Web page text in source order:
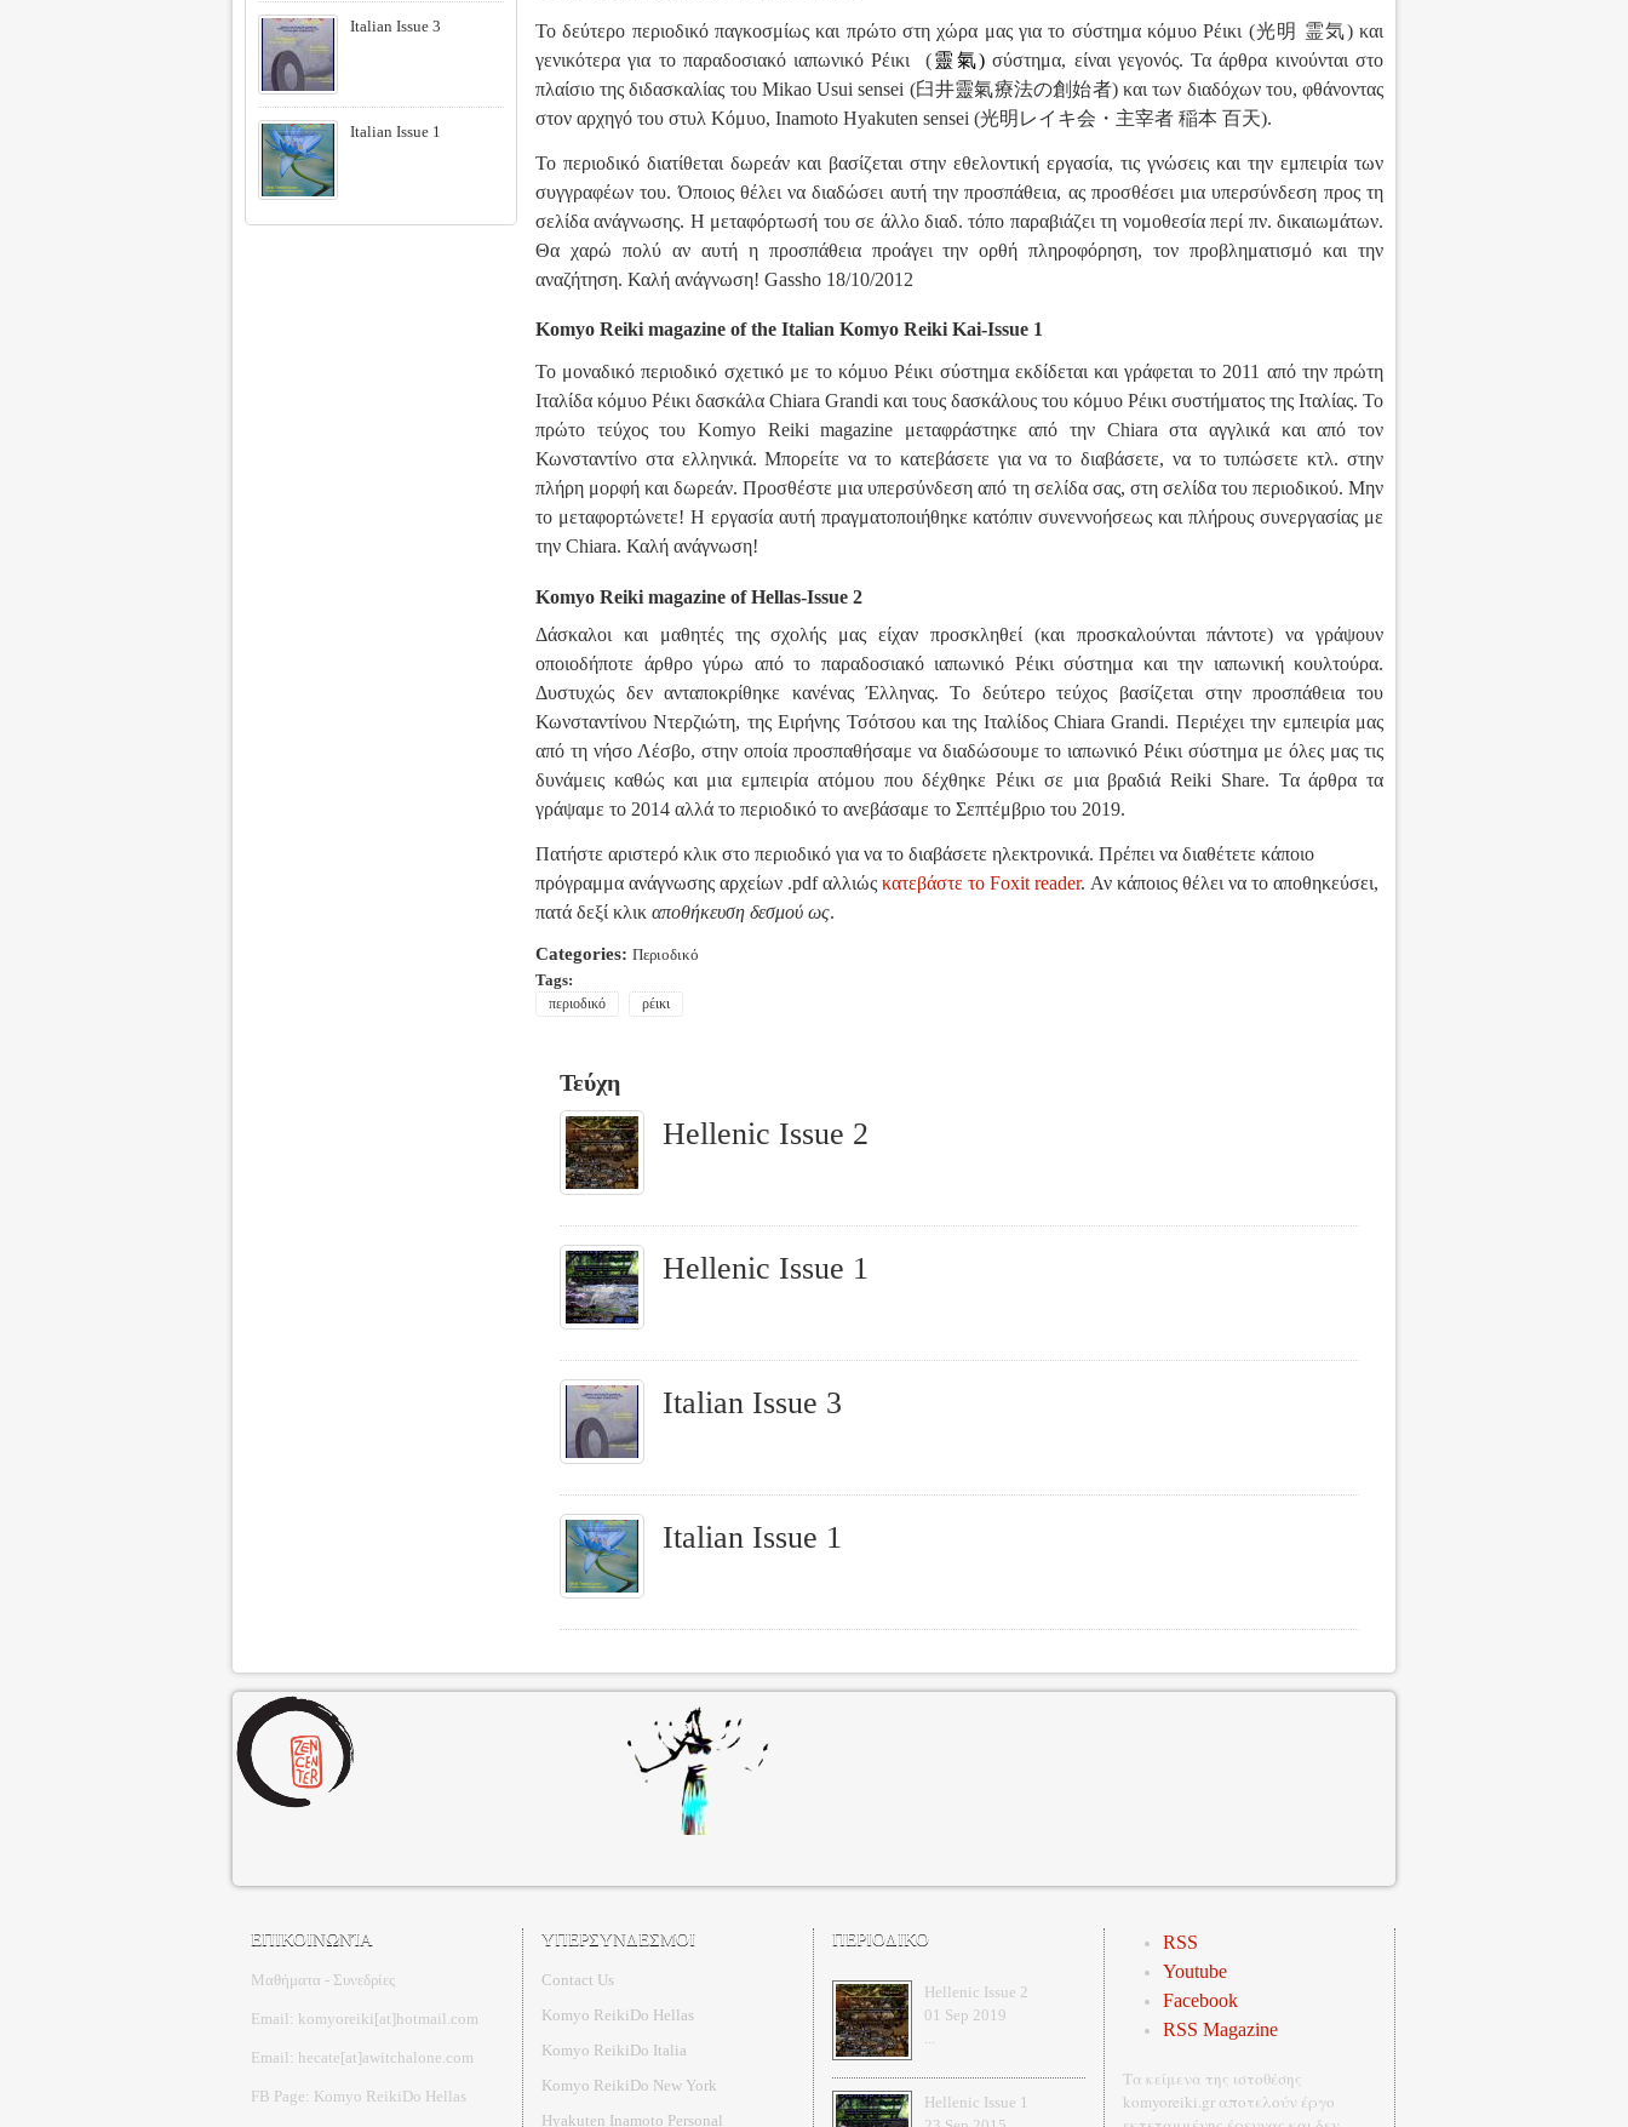
Το δεύτερο περιοδικό παγκοσμίως και πρώτο στη χώρα μας για το σύστημακόμυοΡέικι (光明 霊気)και
γενικότερα για το παραδοσιακό ιαπωνικό Ρέικι (靈氣)σύστημα, είναι γεγονός. Ταάρθρα κινούνται στο
πλαίσιο της διδασκαλίας του Mikao Usui sensei (臼井靈氣療法の創始者)και των διαδόχων του, φθάνοντας
στον αρχηγό του στυλ Κόμυο, Inamoto Hyakuten sensei (光明レイキ会・主宰者 稲本 百天).
Το περιοδικό διατίθεται δωρεάν και βασίζεται στην εθελοντική εργασία, τις γνώσεις και την εμπειρία των
συγγραφέων του. Όποιος θέλει να διαδώσει αυτή την προσπάθεια, ας προσθέσει μια υπερσύνδεση προς τη
σελίδα ανάγνωσης. Η μεταφόρτωσή του σε άλλο διαδ. τόπο παραβιάζει τη νομοθεσία περί πν. δικαιωμάτων.
Θα χαρώ πολύ αν αυτή η προσπάθεια προάγει την ορθή πληροφόρηση, τον προβληματισμό και την
αναζήτηση. Καλή ανάγνωση! Gassho 18/10/2012
Komyo Reiki magazine of the Italian Komyo Reiki Kai-Issue 1
Το μοναδικό περιοδικό σχετικό με το κόμυο Ρέικι σύστημα εκδίδεται και γράφεται το 2011 από την πρώτη
Ιταλίδα κόμυο Ρέικι δασκάλα Chiara Grandi και τους δασκάλους του κόμυο Ρέικι συστήματος της Ιταλίας. Το
πρώτο τεύχος του Komyo Reiki magazine μεταφράστηκε από την Chiara στα αγγλικά και από τον
Κωνσταντίνο στα ελληνικά. Μπορείτε να το κατεβάσετε για να το διαβάσετε, να το τυπώσετε κτλ. στην
πλήρη μορφή και δωρεάν. Προσθέστε μια υπερσύνδεση από τη σελίδα σας, στη σελίδα του περιοδικού. Μην
το μεταφορτώνετε! Η εργασία αυτή πραγματοποιήθηκε κατόπιν συνεννοήσεως και πλήρους συνεργασίας με
την Chiara. Καλή ανάγνωση!
Komyo Reiki magazine of Hellas-Issue 2
Δάσκαλοι και μαθητές της σχολής μας είχαν προσκληθεί (και προσκαλούνται πάντοτε) να γράψουν
οποιοδήποτε άρθρο γύρω από το παραδοσιακό ιαπωνικό Ρέικι σύστημα και την ιαπωνική κουλτούρα.
Δυστυχώς δεν ανταποκρίθηκε κανένας Έλληνας. Το δεύτερο τεύχος βασίζεται στην προσπάθεια του
Κωνσταντίνου Ντερζιώτη, της Ειρήνης Τσότσου και της Ιταλίδος Chiara Grandi. Περιέχει την εμπειρία μας
από τη νήσο Λέσβο, στην οποία προσπαθήσαμε να διαδώσουμε το ιαπωνικό Ρέικι σύστημα με όλες μας τις
δυνάμεις καθώς και μια εμπειρία ατόμου που δέχθηκε Ρέικι σε μια βραδιά Reiki Share. Τα άρθρα τα
γράψαμε το 2014 αλλά το περιοδικό το ανεβάσαμε το Σεπτέμβριο του 2019.
Πατήστε αριστερό κλικ στο περιοδικό για να το διαβάσετε ηλεκτρονικά. Πρέπει να διαθέτετε κάποιο
πρόγραμμα ανάγνωσης αρχείων .pdf αλλιώς κατεβάστε το Foxit reader. Αν κάποιος θέλει να το αποθηκεύσει,
πατά δεξί κλικ αποθήκευση δεσμού ως.
Categories: Περιοδικό
Tags:
περιοδικό ρέικι
Τεύχη
Hellenic Issue 2
Hellenic Issue 1
Italian Issue 3
Italian Issue 1
Italian Issue 3
Italian Issue 1
ΕΠΙΚΟΙΝΩΝΊΑ
Μαθήματα - Συνεδρίες
Email: komyoreiki[at]hotmail.com
Email: hecate[at]awitchalone.com
FB Page: Komyo ReikiDo Hellas
ΥΠΕΡΣΥΝΔΕΣΜΟΙ
Contact Us
Komyo ReikiDo Hellas
Komyo ReikiDo Italia
Komyo ReikiDo New York
Hyakuten Inamoto Personal
ΠΕΡΙΟΔΙΚΟ
Hellenic Issue 2
01 Sep 2019
Hellenic Issue 1
RSS
Youtube
Facebook
RSS Magazine
Τα κείμενα της ιστοθέσης
komyoreiki.gr αποτελούν έργο